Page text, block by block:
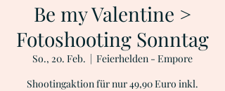
Be my Valentine >
Fotoshooting Sonntag
So., 20. Feb.
  |
Feierhelden - Empore
Shootingaktion für nur 49,90 Euro inkl.